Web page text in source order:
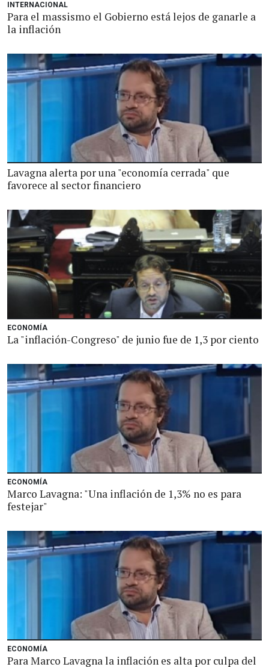
INTERNACIONAL
Para el massismo el Gobierno está lejos de ganarle a
la inflación
Lavagna alerta por una "economía cerrada" que
favorece al sector financiero
ECONOMÍA
La "inflación-Congreso" de junio fue de 1,3 por ciento
ECONOMÍA
Marco Lavagna: "Una inflación de 1,3% no es para
festejar"
ECONOMÍA
Para Marco Lavagna la inflación es alta por culpa del